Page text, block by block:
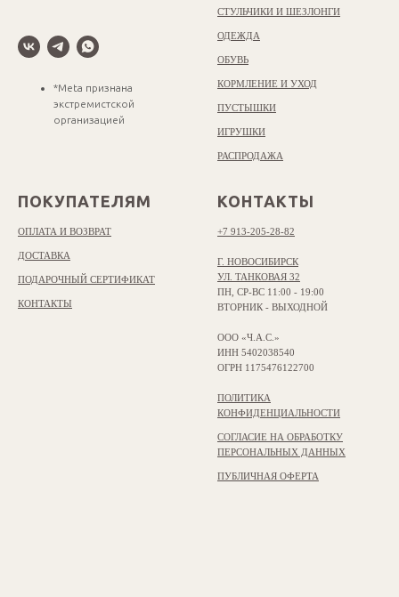
*Meta признана
экстремистской
организацией
СТУЛЬЧИКИ И ШЕЗЛОНГИ
ОДЕЖДА
ОБУВЬ
КОРМЛЕНИЕ И УХОД
ПУСТЫШКИ
ИГРУШКИ
РАСПРОДАЖА
ПОКУПАТЕЛЯМ
ОПЛАТА И ВОЗВРАТ
ДОСТАВКА
ПОДАРОЧНЫЙ СЕРТИФИКАТ
КОНТАКТЫ
КОНТАКТЫ
+7 913-205-28-82
Г. НОВОСИБИРСК
УЛ. ТАНКОВАЯ 32
ПН, СР-ВС 11:00 - 19:00
ВТОРНИК - ВЫХОДНОЙ
ООО «Ч.А.С.»
ИНН 5402038540
ОГРН 1175476122700
ПОЛИТИКА
КОНФИДЕНЦИАЛЬНОСТИ
СОГЛАСИЕ НА ОБРАБОТКУ
ПЕРСОНАЛЬНЫХ ДАННЫХ
ПУБЛИЧНАЯ ОФЕРТА